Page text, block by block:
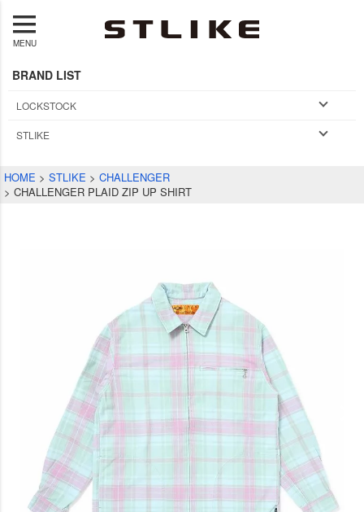
MENU
BRAND LIST
LOCKSTOCK
STLIKE
HOME STLIKE
CHALLENGER
CHALLENGER PLAID ZIP UP SHIRT